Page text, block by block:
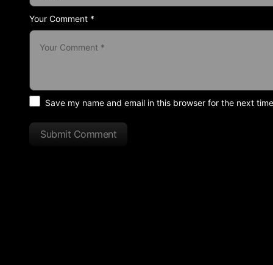
Your Comment *
Save my name and email in this browser for the next
Submit Comment